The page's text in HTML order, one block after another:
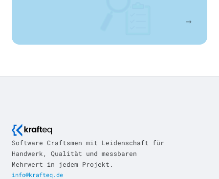
→
Software Craftsmen mit Leidenschaft für
Handwerk, Qualität und messbaren
Mehrwert in jedem Projekt.
info@krafteq.de